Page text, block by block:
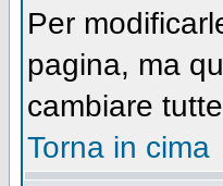
Per
pagina, ma
cambiare
Torna in cima